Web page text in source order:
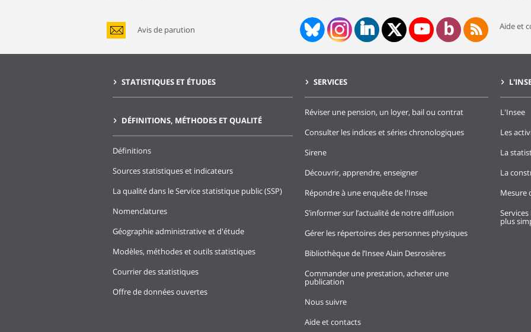
Avis de parution Aide et
STATISTIQUES ET ÉTUDES
DÉFINITIONS, MÉTHODES ET QUALITÉ
Définitions
Sources statistiques et indicateurs
La qualité dans le Service statistique public (SSP)
Nomenclatures
Géographie administrative et d'étude
Modèles, méthodes et outils statistiques
Courrier des statistiques
Offre de données ouvertes
SERVICES
Réviser une pension, un loyer, bail ou contrat
Consulter les indices et séries chronologiques
Sirene
Découvrir, apprendre, enseigner
Répondre à une enquête de l'Insee
S’informer sur l’actualité de notre diffusion
Gérer les répertoires des personnes physiques
Bibliothèque de l’Insee Alain Desrosières
Commander une prestation, acheter une
publication
Nous suivre
Aide et contacts
L'Insee
Les
La
La
Mesure
plus